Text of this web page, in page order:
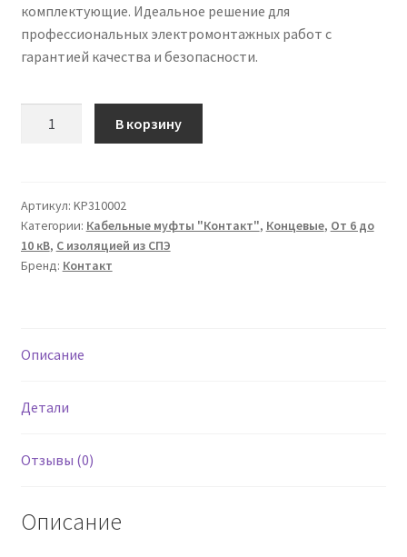
комплектующие. Идеальное решение для
профессиональных электромонтажных работ с
гарантией качества и безопасности.
концевая
10ПКВТПН-3-
35/50
Контакт
В корзину
Артикул: KP310002
Категории: Кабельные муфты "Контакт", Концевые, От 6 до
10 кВ, С изоляцией из СПЭ
Бренд: Контакт
Описание
Детали
Отзывы (0)
Описание